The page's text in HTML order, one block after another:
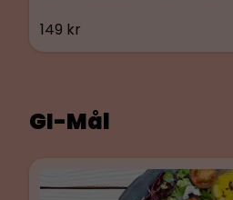
149 kr
morötter & sötpotatis).
med honung- & dijonglaze
GI-Mål